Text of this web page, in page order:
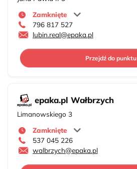
Zamknięte
796 817 527
lubin.real@epaka.pl
Przejdź do punktu
epaka.pl Wałbrzych
Limanowskiego 3
Zamknięte
537 045 226
walbrzych@epaka.pl